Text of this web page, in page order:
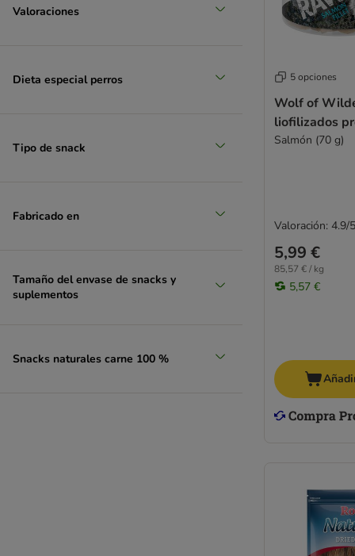
Valoraciones
Dieta especial perros
Tipo de snack
Fabricado en
Tamaño del envase de snacks y
suplementos
Snacks naturales carne 100 %
5 opciones
Wolf of
liofilizados
Salmón (70 g)
5,99 €
85,57 € / kg
5,57 €
Valoración: 4.9/5